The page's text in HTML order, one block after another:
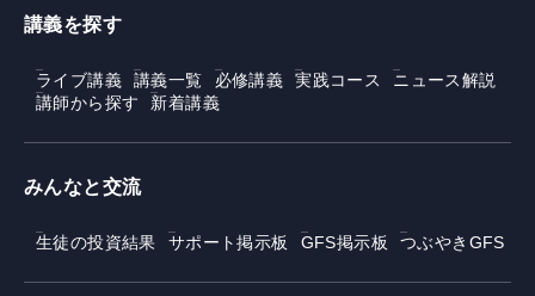
講義を探す
ライブ講義 講義一覧 必修講義 実践コース
ニュース解説
講師から探す
新着講義
みんなと交流
生徒の投資結果 サポート掲示板 GFS掲示板 つぶやきGFS